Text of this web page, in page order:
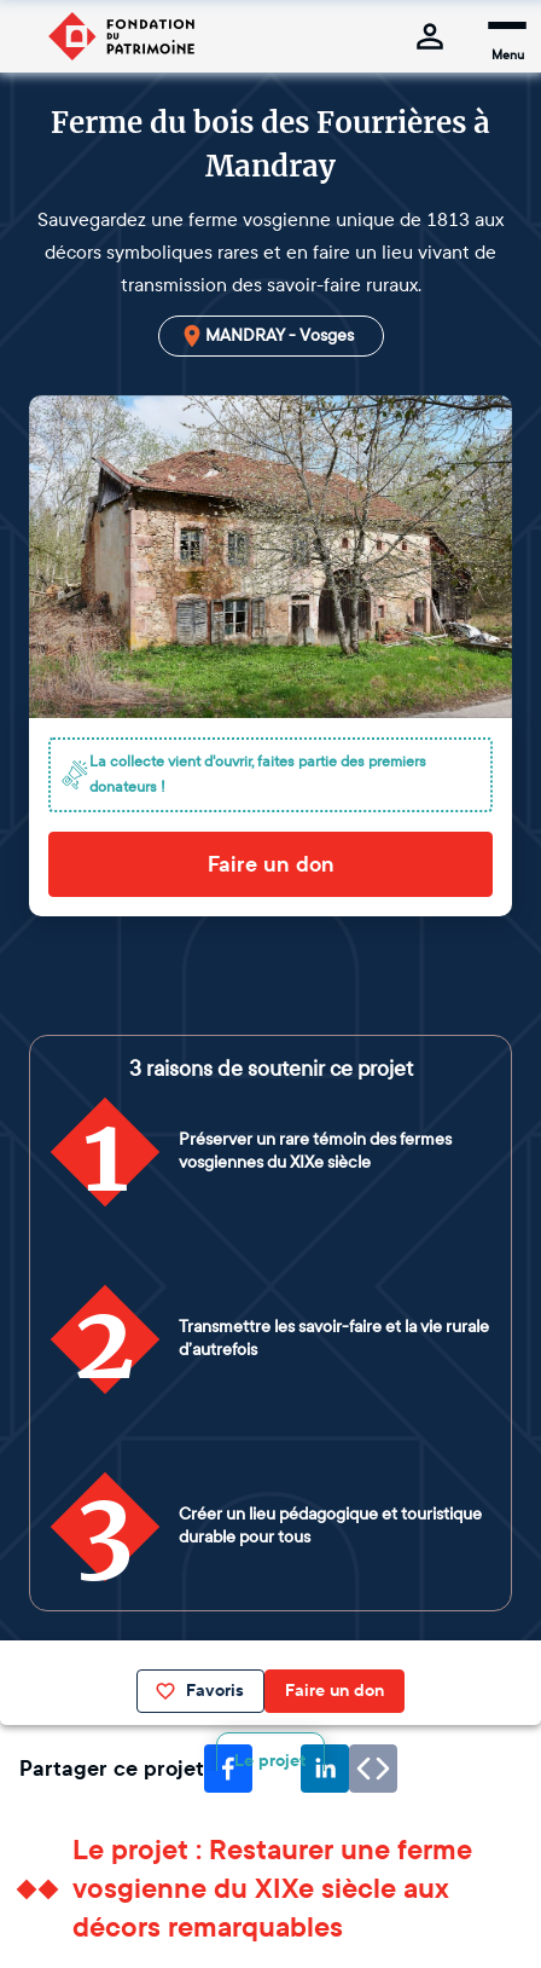
Menu
Ferme du bois des Fourrières à
Mandray
Sauvegardez une ferme vosgienne unique de 1813 aux
décors symboliques rares et en faire un lieu vivant de
transmission des savoir-faire ruraux.
MANDRAY - Vosges
La collecte vient d'ouvrir, faites partie des premiers
donateurs !
Faire un don
3 raisons de soutenir ce projet
1
Préserver un rare témoin des fermes
vosgiennes du XIXe siècle
2
Transmettre les savoir-faire et la vie rurale
d’autrefois
3
Créer un lieu pédagogique et touristique
durable pour tous
Favoris Faire un don
Le projet
Partager ce projet
Le projet : Restaurer une ferme
vosgienne du XIXe siècle aux
décors remarquables